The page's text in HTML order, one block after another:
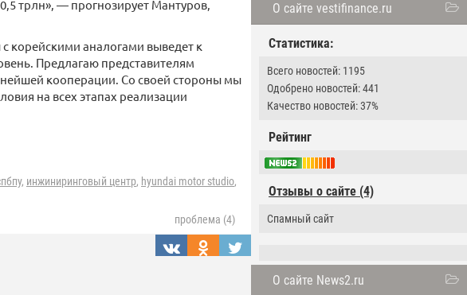
О сайте vestifinance.ru
Статистика:
Всего новостей: 1195
Одобрено новостей: 441
Качество новостей: 37%
Рейтинг
Отзывы о сайте (4)
Спамный сайт
О сайте News2.ru
трлн», — прогнозирует Мантуров,
корейскими аналогами выведет к
Предлагаю представителям
кооперации. Со своей стороны мы
на всех этапах реализации
, инжиниринговый центр, hyundai motor studio,
проблема (4)